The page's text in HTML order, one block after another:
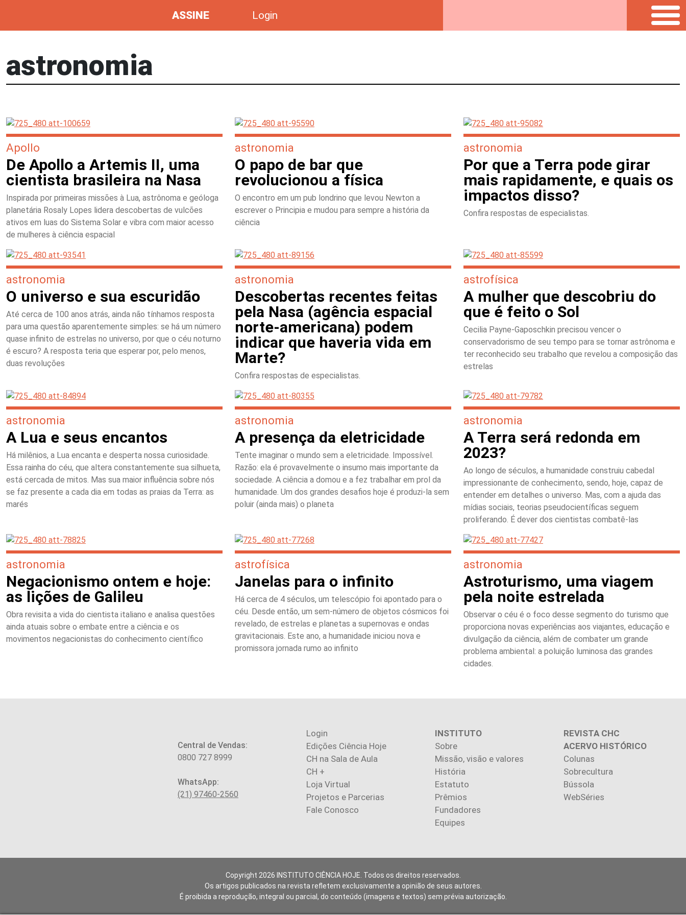
ASSINE Login
astronomia
Apollo
De Apollo a Artemis II, uma
cientista brasileira na Nasa
Inspirada por primeiras missões à Lua, astrônoma e geóloga
planetária Rosaly Lopes lidera descobertas de vulcões
ativos em luas do Sistema Solar e vibra com maior acesso
de mulheres à ciência espacial
astronomia
O papo de bar que
revolucionou a física
O encontro em um pub londrino que levou Newton a
escrever o Principia e mudou para sempre a história da
ciência
astronomia
Por que a Terra pode girar
mais rapidamente, e quais os
impactos disso?
Confira respostas de especialistas.
astronomia
O universo e sua escuridão
Até cerca de 100 anos atrás, ainda não tínhamos resposta
para uma questão aparentemente simples: se há um número
quase infinito de estrelas no universo, por que o céu noturno
é escuro? A resposta teria que esperar por, pelo menos,
duas revoluções
astronomia
Descobertas recentes feitas
pela Nasa (agência espacial
norte-americana) podem
indicar que haveria vida em
Marte?
Confira respostas de especialistas.
astrofísica
A mulher que descobriu do
que é feito o Sol
Cecilia Payne-Gaposchkin precisou vencer o
conservadorismo de seu tempo para se tornar astrônoma e
ter reconhecido seu trabalho que revelou a composição das
estrelas
astronomia
A Lua e seus encantos
Há milênios, a Lua encanta e desperta nossa curiosidade.
Essa rainha do céu, que altera constantemente sua silhueta,
está cercada de mitos. Mas sua maior influência sobre nós
se faz presente a cada dia em todas as praias da Terra: as
marés
astronomia
A presença da eletricidade
Tente imaginar o mundo sem a eletricidade. Impossível.
Razão: ela é provavelmente o insumo mais importante da
sociedade. A ciência a domou e a fez trabalhar em prol da
humanidade. Um dos grandes desafios hoje é produzi-la sem
poluir (ainda mais) o planeta
astronomia
A Terra será redonda em
2023?
Ao longo de séculos, a humanidade construiu cabedal
impressionante de conhecimento, sendo, hoje, capaz de
entender em detalhes o universo. Mas, com a ajuda das
mídias sociais, teorias pseudocientíficas seguem
proliferando. É dever dos cientistas combatê-las
astronomia
Negacionismo ontem e hoje:
as lições de Galileu
Obra revisita a vida do cientista italiano e analisa questões
ainda atuais sobre o embate entre a ciência e os
movimentos negacionistas do conhecimento científico
astrofísica
Janelas para o infinito
Há cerca de 4 séculos, um telescópio foi apontado para o
céu. Desde então, um sem-número de objetos cósmicos foi
revelado, de estrelas e planetas a supernovas e ondas
gravitacionais. Este ano, a humanidade iniciou nova e
promissora jornada rumo ao infinito
astronomia
Astroturismo, uma viagem
pela noite estrelada
Observar o céu é o foco desse segmento do turismo que
proporciona novas experiências aos viajantes, educação e
divulgação da ciência, além de combater um grande
problema ambiental: a poluição luminosa das grandes
cidades.
Central de Vendas:
0800 727 8999
WhatsApp:
(21) 97460-2560
Login
Edições Ciência Hoje
CH na Sala de Aula
CH +
Loja Virtual
Projetos e Parcerias
Fale Conosco
INSTITUTO
Sobre
Missão, visão e valores
História
Estatuto
Prêmios
Fundadores
Equipes
REVISTA CHC
ACERVO HISTÓRICO
Colunas
Sobrecultura
Bússola
WebSéries
Copyright 2026 INSTITUTO CIÊNCIA HOJE. Todos os direitos reservados.
Os artigos publicados na revista refletem exclusivamente a opinião de seus autores.
É proibida a reprodução, integral ou parcial, do conteúdo (imagens e textos) sem prévia autorização.